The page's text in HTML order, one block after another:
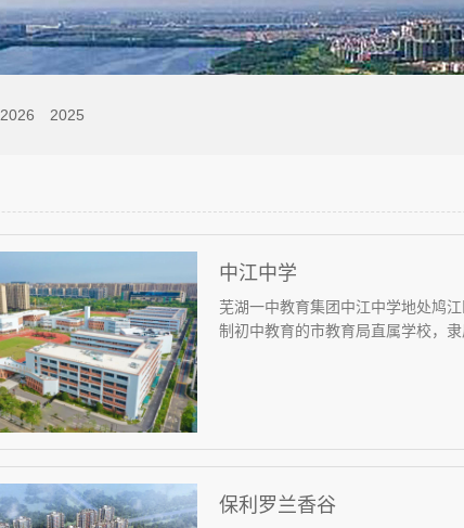
2026 2025
中江中学
芜湖一中教育集团中江中学地处鸠
制初中教育的市教育局直属学校，
保利罗兰香谷